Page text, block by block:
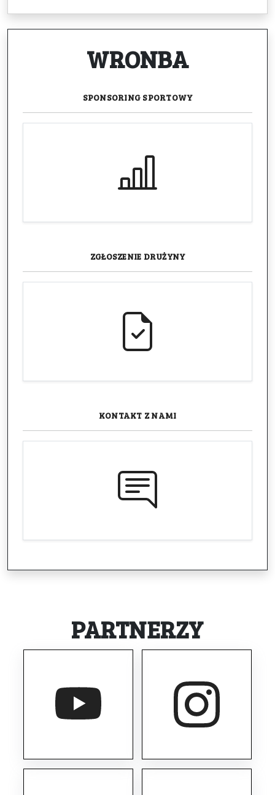
WRONBA
SPONSORING SPORTOWY
ZGŁOSZENIE DRUŻYNY
KONTAKT Z NAMI
PARTNERZY